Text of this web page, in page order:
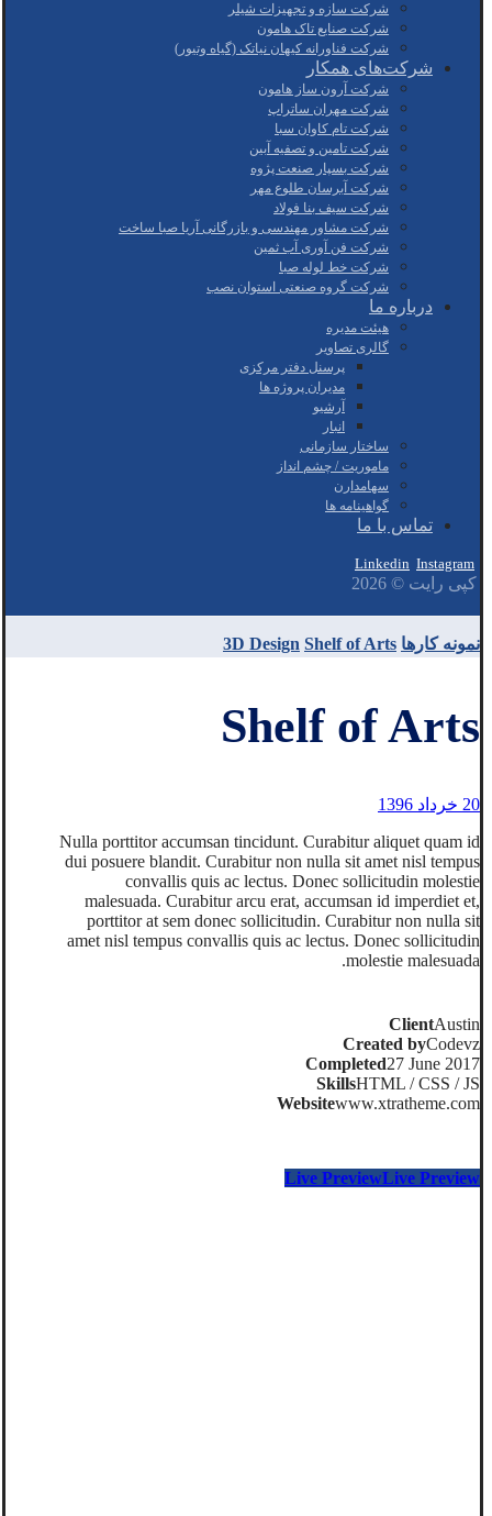
شرکت سازه و تجهیزات شیلر
شرکت صنایع تاک هامون
شرکت فناورانه کیهان نیاتک (گیاه وتیور)
شرکت‌های همکار
شرکت آرون ساز هامون
شرکت مهران ساتراپ
شرکت تام کاوان سبا
شرکت تامین و تصفیه آبین
شرکت بسپار صنعت پژوه
شرکت آبرسان طلوع مهر
شرکت سیف بنا فولاد
شرکت مشاور مهندسی و بازرگانی آریا صبا ساخت
شرکت فن آوری آب ثمین
شرکت خط لوله صبا
شرکت گروه صنعتی استوان نصب
درباره ما
هیئت مدیره
گالری تصاویر
پرسنل دفتر مرکزی
مدیران پروژه ها
آرشیو
انبار
ساختار سازمانی
ماموریت / چشم انداز
سهامدارن
گواهینامه ها
تماس با ما
Linkedin Instagram
کپی رایت © 2026
نمونه کارها 3D Design Shelf of Arts
Shelf of Arts
20 خرداد 1396
Nulla porttitor accumsan tincidunt. Curabitur aliquet quam id
dui posuere blandit. Curabitur non nulla sit amet nisl tempus
convallis quis ac lectus. Donec sollicitudin molestie
malesuada. Curabitur arcu erat, accumsan id imperdiet et,
porttitor at sem donec sollicitudin. Curabitur non nulla sit
amet nisl tempus convallis quis ac lectus. Donec sollicitudin
molestie malesuada.
ClientAustin
Created byCodevz
Completed27 June 2017
SkillsHTML / CSS / JS
Websitewww.xtratheme.com
Live PreviewLive Preview